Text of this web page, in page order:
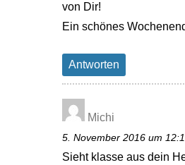
von Dir!
Ein schönes
Antworten
Michi
5. November 2016 um
Sieht klasse aus dein